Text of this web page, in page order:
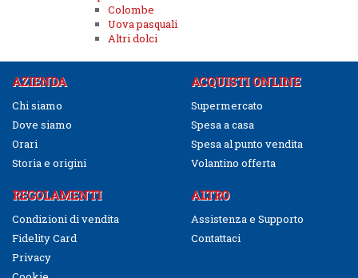
Colombe
Uova pasquali
Altri dolci
AZIENDA
Chi siamo
Dove siamo
Orari
Storia e origini
ACQUISTI ONLINE
Supermercato
Spesa a casa
Spesa al punto vendita
Volantino offerta
REGOLAMENTI
Condizioni di vendita
Fidelity Card
Privacy
ALTRO
Assistenza e Supporto
Contattaci